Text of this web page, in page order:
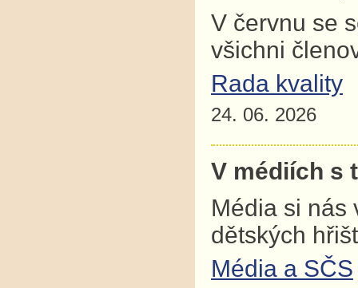
V červnu se
všichni
Rada kvality
24. 06. 2026
V médiích s
Média si nás
dětských
Média a SČS